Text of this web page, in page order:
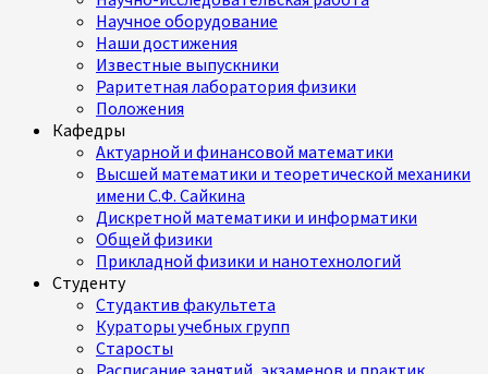
Научное оборудование
Наши достижения
Известные выпускники
Раритетная лаборатория физики
Положения
Кафедры
Актуарной и финансовой математики
Высшей математики и теоретической механики
имени С.Ф. Сайкина
Дискретной математики и информатики
Общей физики
Прикладной физики и нанотехнологий
Студенту
Студактив факультета
Кураторы учебных групп
Старосты
Расписание занятий, экзаменов и практик